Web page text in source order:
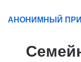
АНОНИМНЫЙ